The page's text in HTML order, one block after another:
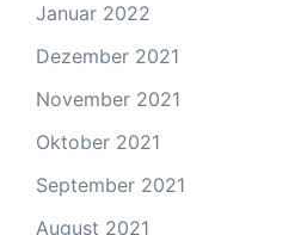
Januar 2022
Dezember 2021
November 2021
Oktober 2021
September 2021
August 2021